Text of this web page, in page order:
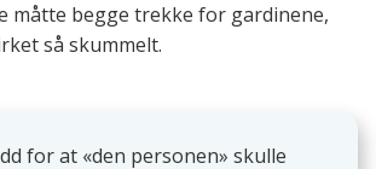
måtte begge trekke for gardinene,
så skummelt.
for at «den personen» skulle